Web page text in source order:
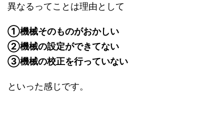
異なるってことは理由として
①機械そのものがおかしい
②機械の設定ができてない
③機械の校正を行っていない
といった感じです。